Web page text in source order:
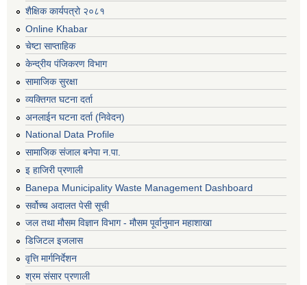
शैक्षिक कार्यपत्रो २०८१
Online Khabar
चेष्टा साप्ताहिक
केन्द्रीय पंजिकरण विभाग
सामाजिक सुरक्षा
व्यक्तिगत घटना दर्ता
अनलाईन घटना दर्ता (निवेदन)
National Data Profile
सामाजिक संजाल बनेपा न.पा.
इ हाजिरी प्रणाली
Banepa Municipality Waste Management Dashboard
सर्वोच्च अदालत पेसी सूची
जल तथा मौसम विज्ञान विभाग - मौसम पूर्वानुमान महाशाखा
डिजिटल इजलास
वृत्ति मार्गनिर्देशन
श्रम संसार प्रणाली